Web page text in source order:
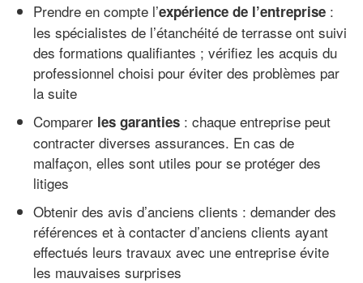
Prendre en compte l’expérience de l’entreprise :
les spécialistes de l’étanchéité de terrasse ont suivi
des formations qualifiantes ; vérifiez les acquis du
professionnel choisi pour éviter des problèmes par
la suite
Comparer les garanties : chaque entreprise peut
contracter diverses assurances. En cas de
malfaçon, elles sont utiles pour se protéger des
litiges
Obtenir des avis d’anciens clients : demander des
références et à contacter d’anciens clients ayant
effectués leurs travaux avec une entreprise évite
les mauvaises surprises